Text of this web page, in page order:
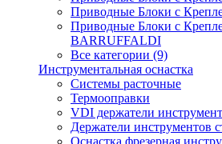
Приводные Блоки с
Приводные Блоки с
BARRUFFALDI
Все категории (9)
Инструментальная оснастка
Системы расточные
Термооправки
VDI держатели
Держатели инструментов
Оснастка фрезерная